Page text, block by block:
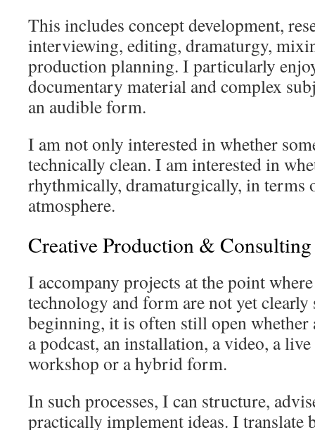
This includes concept development,
interviewing, editing, dramaturgy,
production planning. I particularly
documentary material and complex
an audible form.
I am not only interested in whether
technically clean. I am interested in
rhythmically, dramaturgically, in terms
atmosphere.
Creative Production & Consulting
I accompany projects at the point
technology and form are not yet clearly
beginning, it is often still open whether
a podcast, an installation, a video, a
workshop or a hybrid form.
In such processes, I can structure,
practically implement ideas. I translate